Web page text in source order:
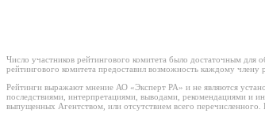
Число участников рейтингового комитета было достаточным для
рейтингового комитета предоставил возможность каждому члену
Рейтинги выражают мнение АО «Эксперт РА» и не являются
последствиями, интерпретациями, выводами, рекомендациями и
выпущенных Агентством, или отсутствием всего